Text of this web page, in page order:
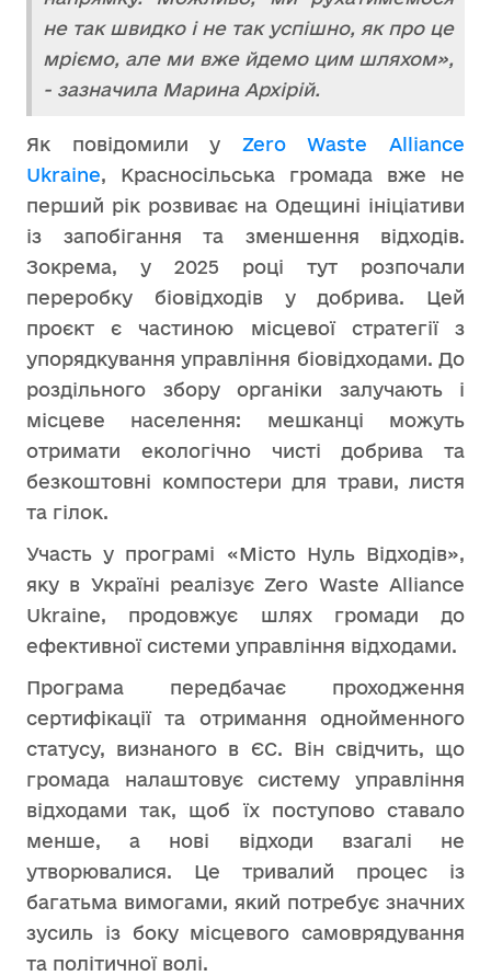
не так швидко і не так успішно, як про це
мріємо, але ми вже йдемо цим шляхом»,
- зазначила Марина Архірій.
Як повідомили у Zero Waste Alliance
Ukraine, Красносільська громада вже не
перший рік розвиває на Одещині ініціативи
із запобігання та зменшення відходів.
Зокрема, у 2025 році тут розпочали
переробку біовідходів у добрива. Цей
проєкт є частиною місцевої стратегії з
упорядкування управління біовідходами. До
роздільного збору органіки залучають і
місцеве населення: мешканці можуть
отримати екологічно чисті добрива та
безкоштовні компостери для трави, листя
та гілок.
Участь у програмі «Місто Нуль Відходів»,
яку в Україні реалізує Zero Waste Alliance
Ukraine, продовжує шлях громади до
ефективної системи управління відходами.
Програма передбачає проходження
сертифікації та отримання однойменного
статусу, визнаного в ЄС. Він свідчить, що
громада налаштовує систему управління
відходами так, щоб їх поступово ставало
менше, а нові відходи взагалі не
утворювалися. Це тривалий процес із
багатьма вимогами, який потребує значних
зусиль із боку місцевого самоврядування
та політичної волі.